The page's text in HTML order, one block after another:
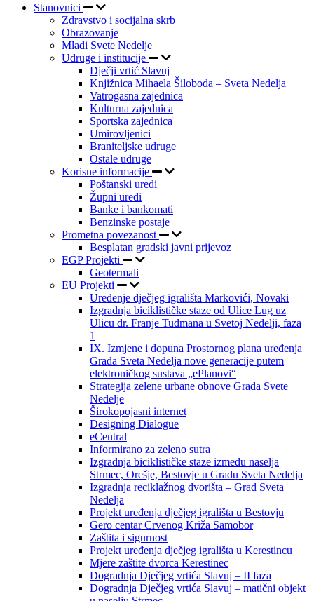
Stanovnici
Zdravstvo i socijalna skrb
Obrazovanje
Mladi Svete Nedelje
Udruge i institucije
Dječji vrtić Slavuj
Knjižnica Mihaela Šiloboda – Sveta Nedelja
Vatrogasna zajednica
Kulturna zajednica
Sportska zajednica
Umirovljenici
Braniteljske udruge
Ostale udruge
Korisne informacije
Poštanski uredi
Župni uredi
Banke i bankomati
Benzinske postaje
Prometna povezanost
Besplatan gradski javni prijevoz
EGP Projekti
Geotermali
EU Projekti
Uređenje dječjeg igrališta Markovići, Novaki
Izgradnja biciklističke staze od Ulice Lug uz
Ulicu dr. Franje Tuđmana u Svetoj Nedelji, faza
1
IX. Izmjene i dopuna Prostornog plana uređenja
Grada Sveta Nedelja nove generacije putem
elektroničkog sustava „ePlanovi“
Strategija zelene urbane obnove Grada Svete
Nedelje
Širokopojasni internet
Designing Dialogue
eCentral
Informirano za zeleno sutra
Izgradnja biciklističke staze između naselja
Strmec, Orešje, Bestovje u Gradu Sveta Nedelja
Izgradnja reciklažnog dvorišta – Grad Sveta
Nedelja
Projekt uređenja dječjeg igrališta u Bestovju
Gero centar Crvenog Križa Samobor
Zaštita i sigurnost
Projekt uređenja dječjeg igrališta u Kerestincu
Mjere zaštite dvorca Kerestinec
Dogradnja Dječjeg vrtića Slavuj – II faza
Dogradnja Dječjeg vrtića Slavuj – matični objekt